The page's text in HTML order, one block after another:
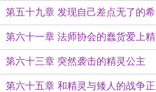
狗
第五十九章 发现自己差点无了的希
尔
第六十一章 法师协会的蠢货爱上精
灵了
第六十三章 突然袭击的精灵公主
第六十五章 和精灵与矮人的战争正